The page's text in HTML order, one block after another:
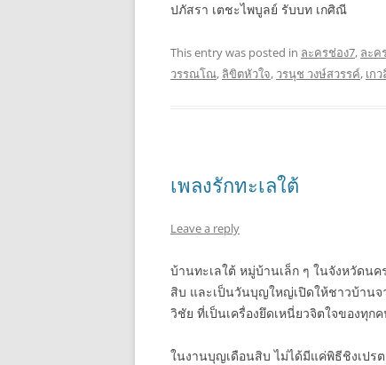
ปภัสรา เตชะไพบูลย์ รับบท เกศิณี
This entry was posted in ละครช่อง7, ละค
วรรณโณ, ลิขิตหัวใจ, วรนุช วงษ์สวรรค์, เก
เพลงรักทะเลใต้
Leave a reply
บ้านทะเลใต้ หมู่บ้านเล็ก ๆ ในจังหวัด
สิบ และเป็นวันบุญใหญ่เปิดให้ชาวบ้านจ
วิชัย ที่เป็นเครื่องยึดเหนี่ยวจิตใจของทุก
ในงานบุญเดือนสิบ ไม่ได้มีแค่พิธีชิงเป